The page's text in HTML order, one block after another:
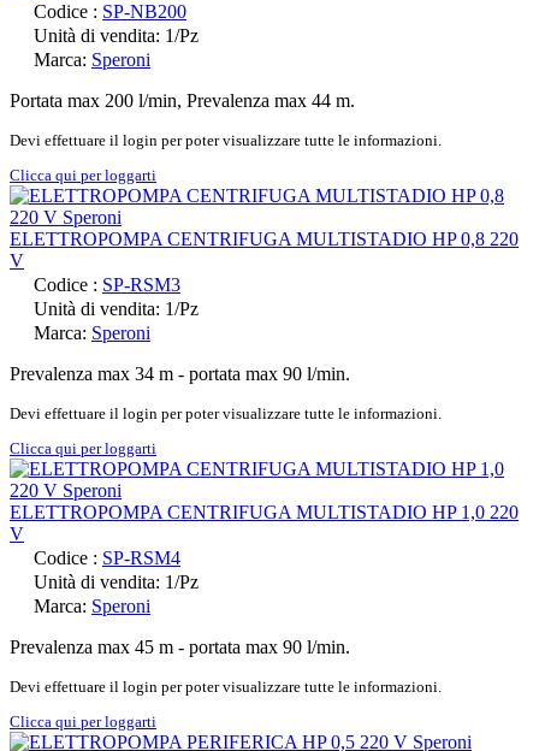
Codice : SP-NB200
Unità di vendita: 1/Pz
Marca: Speroni
Portata max 200 l/min, Prevalenza max 44 m.
Devi effettuare il login per poter visualizzare tutte le informazioni.
Clicca qui per loggarti
ELETTROPOMPA CENTRIFUGA MULTISTADIO HP 0,8 220
V
Codice : SP-RSM3
Unità di vendita: 1/Pz
Marca: Speroni
Prevalenza max 34 m - portata max 90 l/min.
Devi effettuare il login per poter visualizzare tutte le informazioni.
Clicca qui per loggarti
ELETTROPOMPA CENTRIFUGA MULTISTADIO HP 1,0 220
V
Codice : SP-RSM4
Unità di vendita: 1/Pz
Marca: Speroni
Prevalenza max 45 m - portata max 90 l/min.
Devi effettuare il login per poter visualizzare tutte le informazioni.
Clicca qui per loggarti